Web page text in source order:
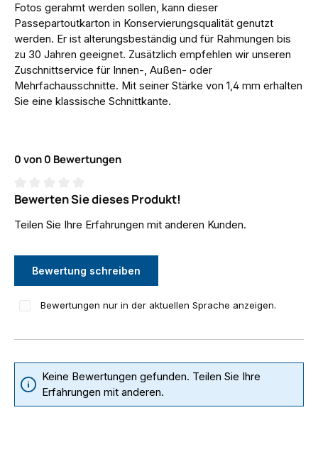
Fotos gerahmt werden sollen, kann dieser
Passepartoutkarton in Konservierungsqualität genutzt
werden. Er ist alterungsbeständig und für Rahmungen bis
zu 30 Jahren geeignet. Zusätzlich empfehlen wir unseren
Zuschnittservice für Innen-, Außen- oder
Mehrfachausschnitte. Mit seiner Stärke von 1,4 mm erhalten
Sie eine klassische Schnittkante.
0 von 0 Bewertungen
Durchschnittliche Bewertung von 0 von 5 Sternen
Bewerten Sie dieses Produkt!
Teilen Sie Ihre Erfahrungen mit anderen Kunden.
Bewertung schreiben
Bewertungen nur in der aktuellen Sprache anzeigen.
Keine Bewertungen gefunden. Teilen Sie Ihre
Erfahrungen mit anderen.